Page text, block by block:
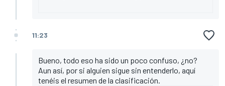
11:23
Bueno, todo eso ha sido un poco confuso, ¿no?
Aun así, por si alguien sigue sin entenderlo, aquí
tenéis el resumen de la clasificación.